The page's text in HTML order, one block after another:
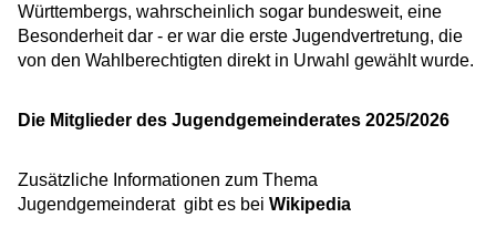
Württembergs, wahrscheinlich sogar bundesweit, eine
Besonderheit dar - er war die erste Jugendvertretung, die
von den Wahlberechtigten direkt in Urwahl gewählt wurde.
Die Mitglieder des Jugendgemeinderates 2025/2026
Zusätzliche Informationen zum Thema
Jugendgemeinderat gibt es bei Wikipedia